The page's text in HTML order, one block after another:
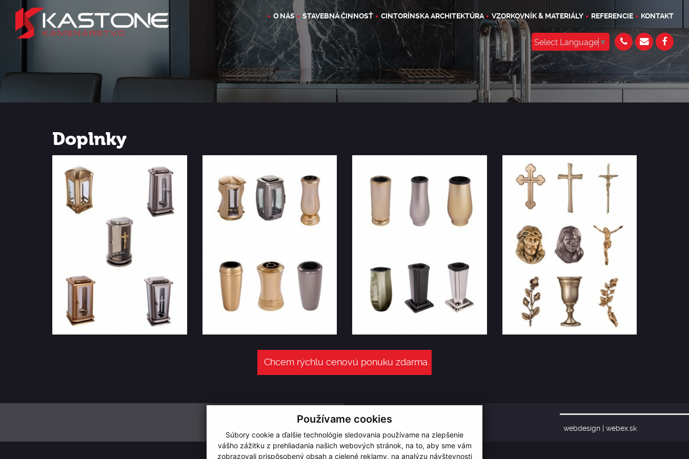
Používame cookies
Súbory cookie a ďalšie technológie sledovania používame na zlepšenie
vášho zážitku z prehliadania našich webových stránok, na to, aby sme vám
zobrazovali prispôsobený obsah a cielené reklamy, na analýzu návštevnosti
O NÁS STAVEBNÁ ČINNOSŤ CINTORÍNSKA ARCHITEKTÚRA VZORKOVNÍK & MATERIÁLY REFERENCIE KONTAKT
Select Language ▼
Doplnky
Chcem rýchlu cenovú ponuku zdarma.
webdesign | webex.sk